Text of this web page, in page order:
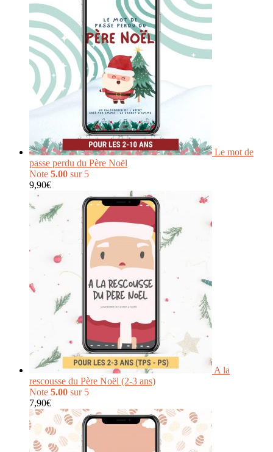
Le mot de
passe perdu du Père Noël
Note 5.00 sur 5
9,90€
A la
rescousse du Père Noël (2-3 ans)
Note 5.00 sur 5
7,90€